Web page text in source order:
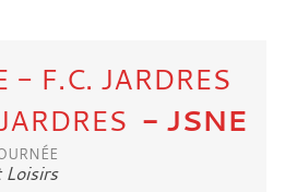
- F.C. JARDRES
- JSNE
Loisirs